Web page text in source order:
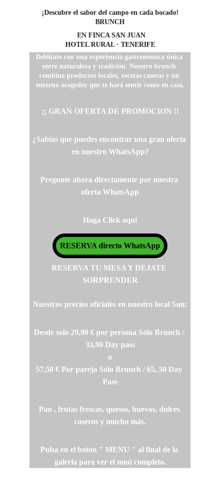
¡Descubre el sabor del campo en cada bocado!
BRUNCH
EN FINCA SAN JUAN
HOTEL RURAL · TENERIFE
Deléitate con una experiencia gastronómica única
entre naturaleza y tradición. Nuestro brunch
combina productos locales, recetas caseras y un
entorno acogedor que te hará sentir como en casa.
¡¡ GRAN OFERTA DE PROMOCION !!
¿Sabías que puedes encontrar una gran oferta
en nuestro WhatsApp?
Pregunte ahora directamente por nuestra
oferta WhatsApp
Haga Click aqui
RESERVA TU MESA Y DÉJATE
SORPRENDER
Nuestros precios oficiales en nuestro local Son:
Desde solo 29,90 € por persona Sólo Brunch /
33,90 Day pass
o
57,50 € Por pareja Sólo Brunch / 65, 50 Day
Pass
Pan , frutas frescas, quesos, huevos, dulces
caseros y mucho más.
Pulsa en el boton " MENU " al final de la
galeria para ver el mnú completo.
RESERVA directo WhatsApp